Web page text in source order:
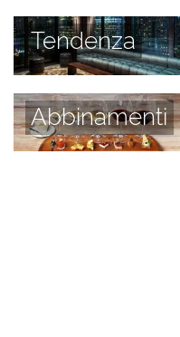
Tendenza
Abbinamenti